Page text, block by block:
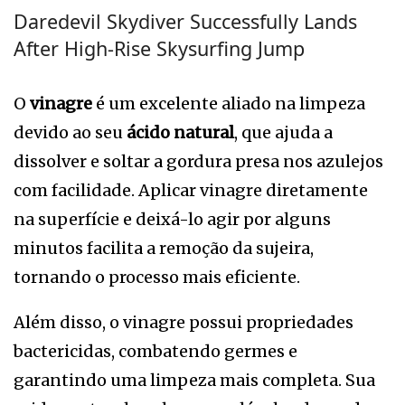
Daredevil Skydiver Successfully Lands
After High-Rise Skysurfing Jump
O vinagre é um excelente aliado na limpeza
devido ao seu ácido natural, que ajuda a
dissolver e soltar a gordura presa nos azulejos
com facilidade. Aplicar vinagre diretamente
na superfície e deixá-lo agir por alguns
minutos facilita a remoção da sujeira,
tornando o processo mais eficiente.
Além disso, o vinagre possui propriedades
bactericidas, combatendo germes e
garantindo uma limpeza mais completa. Sua